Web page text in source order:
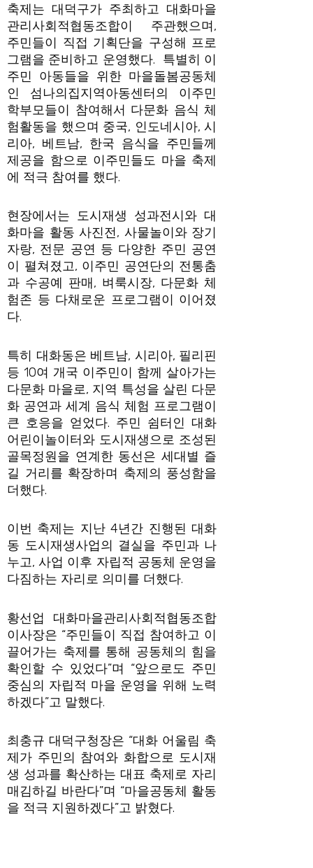
축제는 대덕구가 주최하고 대화마을
관리사회적협동조합이 주관했으며,
주민들이 직접 기획단을 구성해 프로
그램을 준비하고 운영했다. 특별히 이
주민 아동들을 위한 마을돌봄공동체
인 섬나의집지역아동센터의 이주민
학부모들이 참여해서 다문화 음식 체
험활동을 했으며 중국, 인도네시아, 시
리아, 베트남, 한국 음식을 주민들께
제공을 함으로 이주민들도 마을 축제
에 적극 참여를 했다.
현장에서는 도시재생 성과전시와 대
화마을 활동 사진전, 사물놀이와 장기
자랑, 전문 공연 등 다양한 주민 공연
이 펼쳐졌고, 이주민 공연단의 전통춤
과 수공예 판매, 벼룩시장, 다문화 체
험존 등 다채로운 프로그램이 이어졌
다.
특히 대화동은 베트남, 시리아, 필리핀
등 10여 개국 이주민이 함께 살아가는
다문화 마을로, 지역 특성을 살린 다문
화 공연과 세계 음식 체험 프로그램이
큰 호응을 얻었다. 주민 쉼터인 대화
어린이놀이터와 도시재생으로 조성된
골목정원을 연계한 동선은 세대별 즐
길 거리를 확장하며 축제의 풍성함을
더했다.
이번 축제는 지난 4년간 진행된 대화
동 도시재생사업의 결실을 주민과 나
누고, 사업 이후 자립적 공동체 운영을
다짐하는 자리로 의미를 더했다.
황선업 대화마을관리사회적협동조합
이사장은 “주민들이 직접 참여하고 이
끌어가는 축제를 통해 공동체의 힘을
확인할 수 있었다”며 “앞으로도 주민
중심의 자립적 마을 운영을 위해 노력
하겠다”고 말했다.
최충규 대덕구청장은 “대화 어울림 축
제가 주민의 참여와 화합으로 도시재
생 성과를 확산하는 대표 축제로 자리
매김하길 바란다”며 “마을공동체 활동
을 적극 지원하겠다”고 밝혔다.